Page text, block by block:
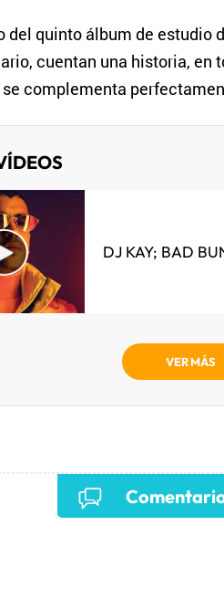
del quinto álbum de estudio
cuentan una historia,
se complementa
DJ KAY; BAD
VER MÁS